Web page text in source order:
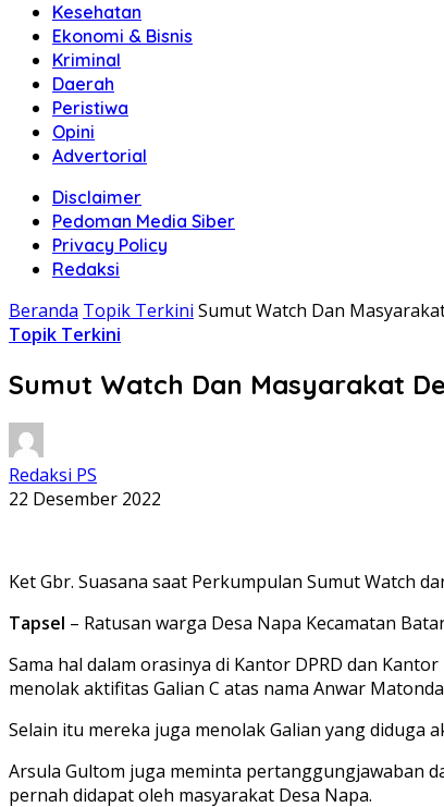
Kesehatan
Ekonomi & Bisnis
Kriminal
Daerah
Peristiwa
Opini
Advertorial
Disclaimer
Pedoman Media Siber
Privacy Policy
Redaksi
Beranda Topik Terkini Sumut Watch Dan
Topik Terkini
Sumut Watch Dan Masyarakat
Redaksi PS
22 Desember 2022
Ket Gbr. Suasana saat Perkumpulan Sumut Watch
Tapsel – Ratusan warga Desa Napa Kecamatan
Sama hal dalam orasinya di Kantor DPRD dan
menolak aktifitas Galian C atas nama Anwar
Selain itu mereka juga menolak Galian yang diduga
Arsula Gultom juga meminta pertanggungjawaban
pernah didapat oleh masyarakat Desa Napa.